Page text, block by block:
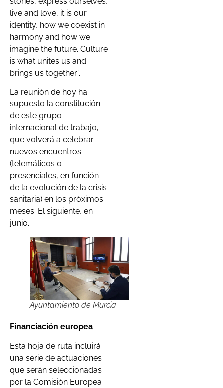
live and love, it is our
identity, how we coexist in
harmony and how we
imagine the future. Culture
is what unites us and
brings us together”.
La reunión de hoy ha
supuesto la constitución
de este grupo
internacional de trabajo,
que volverá a celebrar
nuevos encuentros
(telemáticos o
presenciales, en función
de la evolución de la crisis
sanitaria) en los próximos
meses. El siguiente, en
junio.
Ayuntamiento de Murcia
Financiación europea
Esta hoja de ruta incluirá
una serie de actuaciones
que serán seleccionadas
por la Comisión Europea